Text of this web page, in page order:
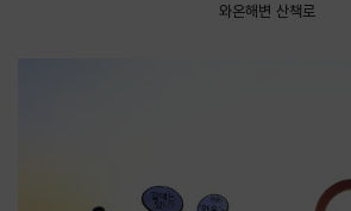
와온해변 산책로